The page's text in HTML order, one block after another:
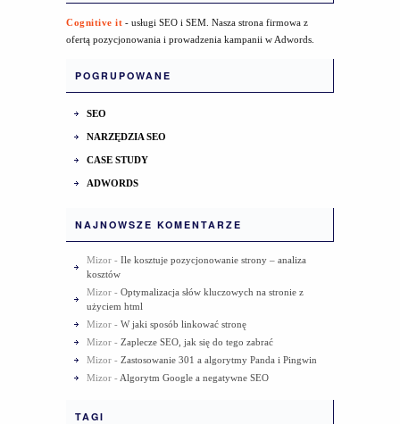
Cognitive it - usługi SEO i SEM. Nasza strona firmowa z
ofertą pozycjonowania i prowadzenia kampanii w Adwords.
POGRUPOWANE
SEO
NARZĘDZIA SEO
CASE STUDY
ADWORDS
NAJNOWSZE KOMENTARZE
Mizor - Ile kosztuje pozycjonowanie strony – analiza
kosztów
Mizor - Optymalizacja słów kluczowych na stronie z
użyciem html
Mizor - W jaki sposób linkować stronę
Mizor - Zaplecze SEO, jak się do tego zabrać
Mizor - Zastosowanie 301 a algorytmy Panda i Pingwin
Mizor - Algorytm Google a negatywne SEO
TAGI